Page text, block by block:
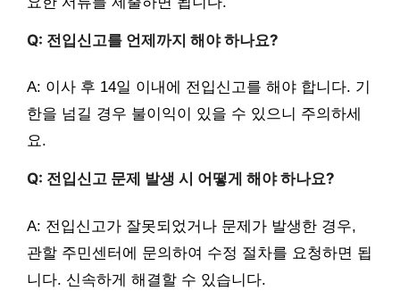
Q: 전입신고를 언제까지 해야 하나요?
A: 이사 후 14일 이내에 전입신고를 해야 합니다. 기
한을 넘길 경우 불이익이 있을 수 있으니 주의하세
요.
Q: 전입신고 문제 발생 시 어떻게 해야 하나요?
A: 전입신고가 잘못되었거나 문제가 발생한 경우,
관할 주민센터에 문의하여 수정 절차를 요청하면 됩
니다. 신속하게 해결할 수 있습니다.